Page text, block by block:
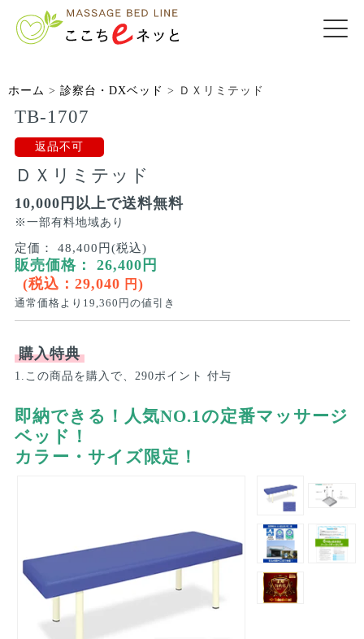
ホーム > 診察台・DXベッド > ＤＸリミテッド
TB-1707
返品不可
ＤＸリミテッド
10,000円以上で送料無料
※一部有料地域あり
定価：
48,400円(税込)
販売価格： 26,400 円
(税込： 29,040 円 )
通常価格より 19,360 円の値引き
購入特典
1.この商品を購入で、290ポイント 付与
即納できる！人気NO.1の定番マッサージ
ベッド！
カラー・サイズ限定！